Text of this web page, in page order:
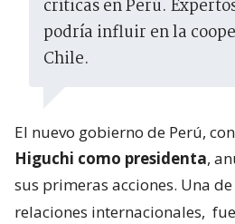
críticas en Perú.
podría influir en la
Chile.
El nuevo gobierno de Perú, con
Higuchi como presidenta,
sus primeras acciones. Una
relaciones internacionales,